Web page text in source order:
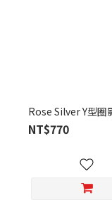
Rose Silver Y型圈
NT$770